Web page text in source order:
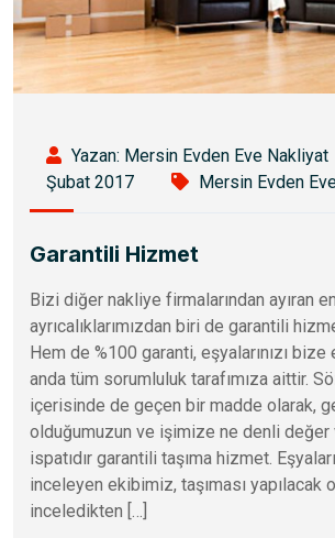
Yazan: Mersin Evden Eve Nakliyat
Şubat 2017
Mersin Evden
Garantili Hizmet
Bizi diğer nakliye firmalarından ayıran
ayrıcalıklarımızdan biri de garantili
Hem de %100 garanti, eşyalarınızı
anda tüm sorumluluk tarafımıza aittir.
içerisinde de geçen bir madde olarak,
olduğumuzun ve işimize ne denli
ispatıdır garantili taşıma hizmet.
inceleyen ekibimiz, taşıması yapılacak
inceledikten […]